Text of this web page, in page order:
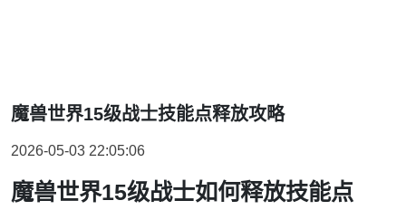
魔兽世界15级战士技能点释放攻略
2026-05-03 22:05:06
魔兽世界15级战士如何释放技能点